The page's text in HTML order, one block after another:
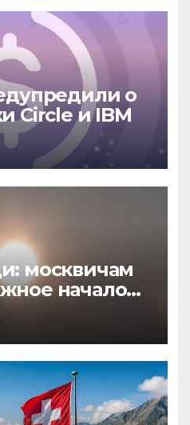
о
Circle и IBM
москвичам
начало